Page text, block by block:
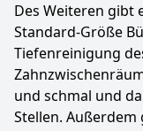
Des Weiteren gibt
Standard-Größe
Tiefenreinigung
und schmal und
Stellen.